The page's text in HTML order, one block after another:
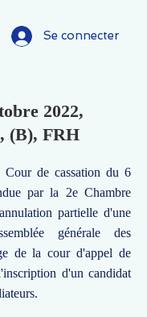
Se connecter
2022,
, (B), FRH
de cassation du 6
par la 2e Chambre
partielle d'une
générale des
de la cour d'appel de
d'un candidat